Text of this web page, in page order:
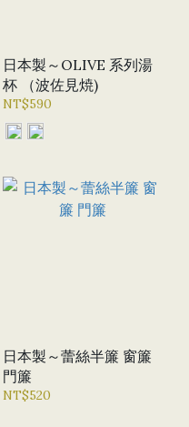
日本製～OLIVE 系列湯
杯 （波佐見焼)
NT$590
日本製～蕾絲半簾 窗簾
門簾
NT$520